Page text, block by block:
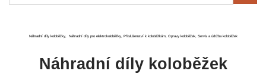
Náhradní díly koloběžky, Náhradní díly pro elektrokoloběžky, Příslušenství k koloběžkám, Opravy koloběžek, Servis a údržba koloběžek
Náhradní díly koloběžek